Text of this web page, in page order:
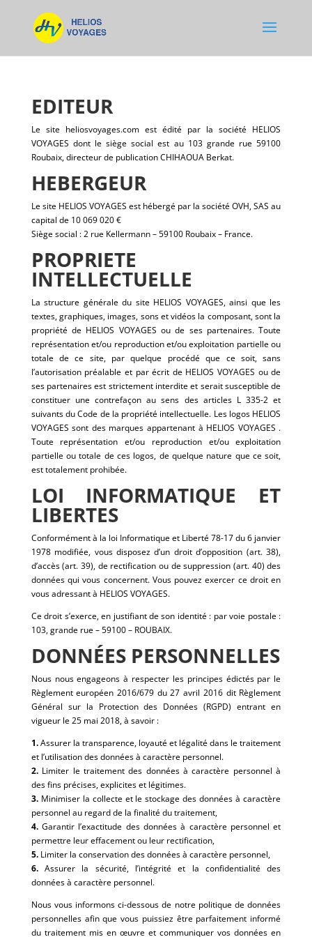
EDITEUR
Le site heliosvoyages.com est édité par la société HELIOS
VOYAGES dont le siège social est au 103 grande rue 59100
Roubaix, directeur de publication CHIHAOUA Berkat.
HEBERGEUR
Le site HELIOS VOYAGES est hébergé par la société OVH, SAS au
capital de 10 069 020 €
Siège social : 2 rue Kellermann – 59100 Roubaix – France.
PROPRIETE
INTELLECTUELLE
La structure générale du site HELIOS VOYAGES, ainsi que les
textes, graphiques, images, sons et vidéos la composant, sont la
propriété de HELIOS VOYAGES ou de ses partenaires. Toute
représentation et/ou reproduction et/ou exploitation partielle ou
totale de ce site, par quelque procédé que ce soit, sans
l’autorisation préalable et par écrit de HELIOS VOYAGES ou de
ses partenaires est strictement interdite et serait susceptible de
constituer une contrefaçon au sens des articles L 335-2 et
suivants du Code de la propriété intellectuelle. Les logos HELIOS
VOYAGES sont des marques appartenant à HELIOS VOYAGES .
Toute représentation et/ou reproduction et/ou exploitation
partielle ou totale de ces logos, de quelque nature que ce soit,
est totalement prohibée.
LOI INFORMATIQUE ET
LIBERTES
Conformément à la loi Informatique et Liberté 78-17 du 6 janvier
1978 modifiée, vous disposez d’un droit d’opposition (art. 38),
d’accès (art. 39), de rectification ou de suppression (art. 40) des
données qui vous concernent. Vous pouvez exercer ce droit en
vous adressant à HELIOS VOYAGES.
Ce droit s’exerce, en justifiant de son identité : par voie postale :
103, grande rue – 59100 – ROUBAIX.
DONNÉES PERSONNELLES
Nous nous engageons à respecter les principes édictés par le
Règlement européen 2016/679 du 27 avril 2016 dit Règlement
Général sur la Protection des Données (RGPD) entrant en
vigueur le 25 mai 2018, à savoir :
1.Assurer la transparence, loyauté et légalité dans le traitement
et l’utilisation des données à caractère personnel.
2.Limiter le traitement des données à caractère personnel à
des fins précises, explicites et légitimes.
3.Minimiser la collecte et le stockage des données à caractère
personnel au regard de la finalité du traitement,
4.Garantir l’exactitude des données à caractère personnel et
permettre leur effacement ou leur rectification,
5.Limiter la conservation des données à caractère personnel,
6.Assurer la sécurité, l’intégrité et la confidentialité des
données à caractère personnel.
Nous vous informons ci-dessous de notre politique de données
personnelles afin que vous puissiez être parfaitement informé
du traitement mis en œuvre et communiquer vos données en